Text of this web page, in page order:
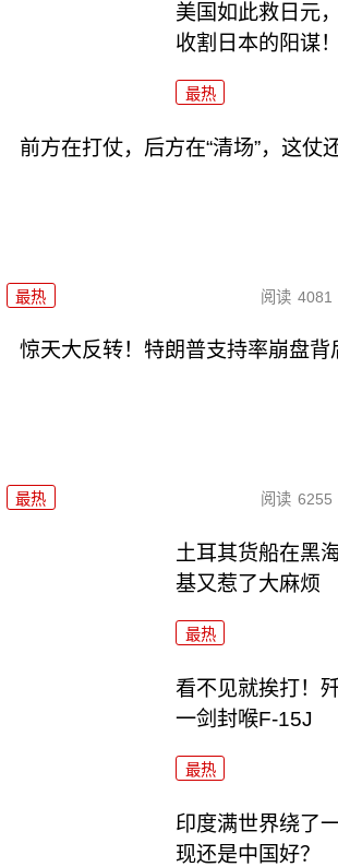
美国如此救日元
收割日本的阳谋！
最热
前方在打仗，后方在“清场”，这仗
最热 阅读 4081
惊天大反转！特朗普支持率崩盘背
最热 阅读 6255
土耳其货船在黑
基又惹了大麻烦
最热
看不见就挨打！
一剑封喉F-15J
最热
印度满世界绕了
现还是中国好？